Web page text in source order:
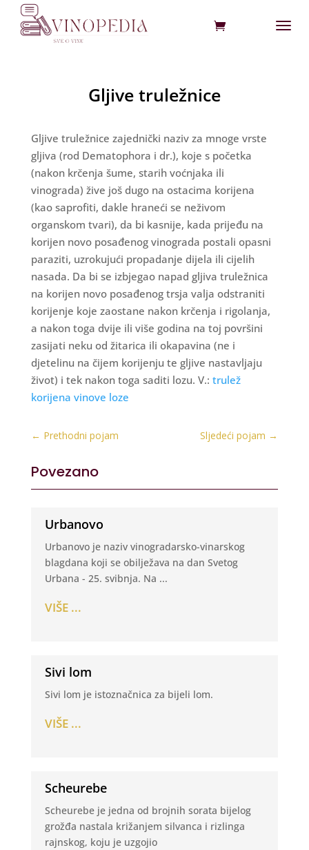
Gljive truležnice
Gljive truležnice zajednički naziv za mnoge vrste
gljiva (rod Dematophora i dr.), koje s početka
(nakon krčenja šume, starih voćnjaka ili
vinograda) žive još dugo na ostacima korijena
(kao saprofiti, dakle hraneći se neživom
organskom tvari), da bi kasnije, kada prijeđu na
korijen novo posađenog vinograda postali opasni
paraziti, uzrokujući propadanje dijela ili cijelih
nasada. Da bi se izbjegao napad gljiva truležnica
na korijen novo posađenog trsja valja odstraniti
korijenje koje zaostane nakon krčenja i rigolanja,
a nakon toga dvije ili više godina na toj površini
zasijati neku od žitarica ili okapavina (ne i
djetelinu na čijem korijenju te gljive nastavljaju
život) i tek nakon toga saditi lozu. V.: trulež
korijena vinove loze
← Prethodni pojam Sljedeći pojam →
Povezano
Urbanovo
Urbanovo je naziv vinogradarsko-vinarskog
blagdana koji se obilježava na dan Svetog
Urbana - 25. svibnja. Na ...
VIŠE ...
Sivi lom
Sivi lom je istoznačnica za bijeli lom.
VIŠE ...
Scheurebe
Scheurebe je jedna od brojnih sorata bijelog
grožđa nastala križanjem silvanca i rizlinga
rajnskog, koju je uzgojio